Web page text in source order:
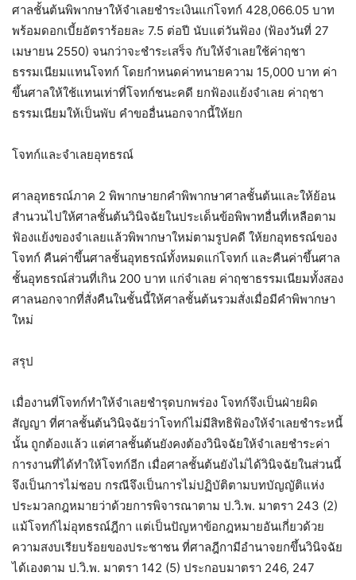
ศาลชั้นต้นพิพากษาให้จำเลยชำระเงินแก่โจทก์ 428,066.05 บาท
พร้อมดอกเบี้ยอัตราร้อยละ 7.5 ต่อปี นับแต่วันฟ้อง (ฟ้องวันที่ 27
เมษายน 2550) จนกว่าจะชำระเสร็จ กับให้จำเลยใช้ค่าฤชา
ธรรมเนียมแทนโจทก์ โดยกำหนดค่าทนายความ 15,000 บาท ค่า
ขึ้นศาลให้ใช้แทนเท่าที่โจทก์ชนะคดี ยกฟ้องแย้งจำเลย ค่าฤชา
ธรรมเนียมให้เป็นพับ คำขออื่นนอกจากนี้ให้ยก
โจทก์และจำเลยอุทธรณ์
ศาลอุทธรณ์ภาค 2 พิพากษายกคำพิพากษาศาลชั้นต้นและให้ย้อน
สำนวนไปให้ศาลชั้นต้นวินิจฉัยในประเด็นข้อพิพาทอื่นที่เหลือตาม
ฟ้องแย้งของจำเลยแล้วพิพากษาใหม่ตามรูปคดี ให้ยกอุทธรณ์ของ
โจทก์ คืนค่าขึ้นศาลชั้นอุทธรณ์ทั้งหมดแก่โจทก์ และคืนค่าขึ้นศาล
ชั้นอุทธรณ์ส่วนที่เกิน 200 บาท แก่จำเลย ค่าฤชาธรรมเนียมทั้งสอง
ศาลนอกจากที่สั่งคืนในชั้นนี้ให้ศาลชั้นต้นรวมสั่งเมื่อมีคำพิพากษา
ใหม่
สรุป
เมื่องานที่โจทก์ทำให้จำเลยชำรุดบกพร่อง โจทก์จึงเป็นฝ่ายผิด
สัญญา ที่ศาลชั้นต้นวินิจฉัยว่าโจทก์ไม่มีสิทธิฟ้องให้จำเลยชำระหนี้
นั้น ถูกต้องแล้ว แต่ศาลชั้นต้นยังคงต้องวินิจฉัยให้จำเลยชำระค่า
การงานที่ได้ทำให้โจทก์อีก เมื่อศาลชั้นต้นยังไม่ได้วินิจฉัยในส่วนนี้
จึงเป็นการไม่ชอบ กรณีจึงเป็นการไม่ปฏิบัติตามบทบัญญัติแห่ง
ประมวลกฎหมายว่าด้วยการพิจารณาตาม ป.วิ.พ. มาตรา 243 (2)
แม้โจทก์ไม่อุทธรณ์ฎีกา แต่เป็นปัญหาข้อกฎหมายอันเกี่ยวด้วย
ความสงบเรียบร้อยของประชาชน ที่ศาลฎีกามีอำนาจยกขึ้นวินิจฉัย
ได้เองตาม ป.วิ.พ. มาตรา 142 (5) ประกอบมาตรา 246, 247